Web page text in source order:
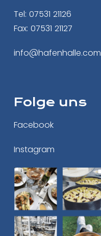
Tel: 07531 21126
Fax: 07531 21127
info@hafenhalle.com
Folge uns
Facebook
Instagram